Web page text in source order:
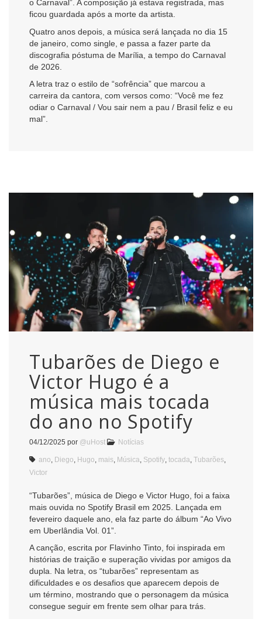
o Carnaval”. A composição já estava registrada, mas
ficou guardada após a morte da artista.
Quatro anos depois, a música será lançada no dia 15
de janeiro, como single, e passa a fazer parte da
discografia póstuma de Marília, a tempo do Carnaval
de 2026.
A letra traz o estilo de “sofrência” que marcou a
carreira da cantora, com versos como: “Você me fez
odiar o Carnaval / Vou sair nem a pau / Brasil feliz e eu
mal”.
Tubarões de Diego e
Victor Hugo é a
música mais tocada
do ano no Spotify
04/12/2025 por @uHost Notícias
ano Diego Hugo mais Música Spotify tocada Tubarões
Victor
“Tubarões”, música de Diego e Victor Hugo, foi a faixa
mais ouvida no Spotify Brasil em 2025. Lançada em
fevereiro daquele ano, ela faz parte do álbum “Ao Vivo
em Uberlândia Vol. 01”.
A canção, escrita por Flavinho Tinto, foi inspirada em
histórias de traição e superação vividas por amigos da
dupla. Na letra, os “tubarões” representam as
dificuldades e os desafios que aparecem depois de
um término, mostrando que o personagem da música
consegue seguir em frente sem olhar para trás.